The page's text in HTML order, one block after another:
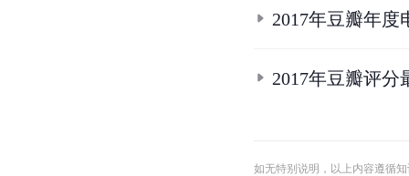
2017年豆瓣年度
2017年豆瓣评分
如无特别说明，以上内容遵循